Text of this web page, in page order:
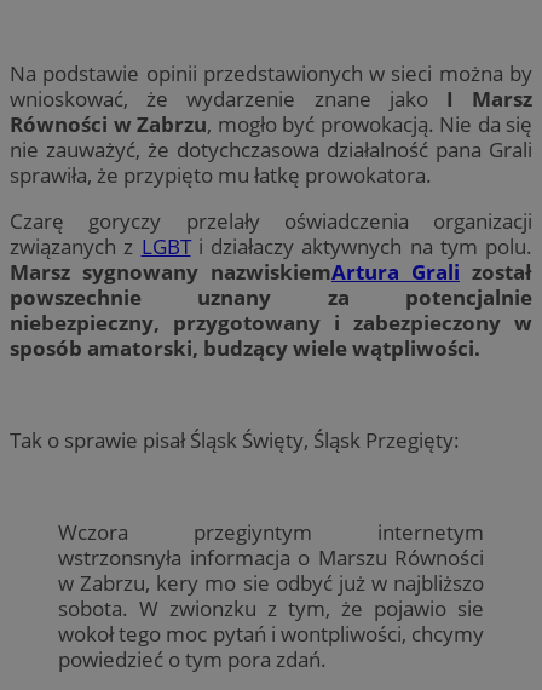
Na podstawie opinii przedstawionych w sieci można by
wnioskować, że wydarzenie znane jako I Marsz
Równości w Zabrzu, mogło być prowokacją. Nie da się
nie zauważyć, że dotychczasowa działalność pana Grali
sprawiła, że przypięto mu łatkę prowokatora.
Czarę goryczy przelały oświadczenia organizacji
związanych z LGBTi działaczy aktywnych na tym polu.
Marsz sygnowany nazwiskiemArtura Grali został
powszechnie uznany za potencjalnie
niebezpieczny, przygotowany i zabezpieczony w
sposób amatorski, budzący wiele wątpliwości.
Tak o sprawie pisał Śląsk Święty, Śląsk Przegięty:
Wczora przegiyntym internetym
wstrzonsnyła informacja o Marszu Równości
w Zabrzu, kery mo sie odbyć już w najbliższo
sobota. W zwionzku z tym, że pojawio sie
wokoł tego moc pytań i wontpliwości, chcymy
powiedzieć o tym pora zdań.